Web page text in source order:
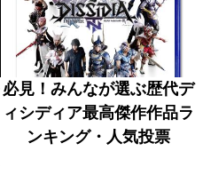
必見！みんなが選ぶ歴代デ
ィシディア最高傑作作品ラ
ンキング・人気投票